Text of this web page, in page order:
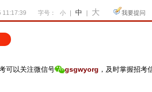
11:17:39 字号： 小 中 大 我要提问
可以关注微信号 gsgwyorg ， 及时掌握招考